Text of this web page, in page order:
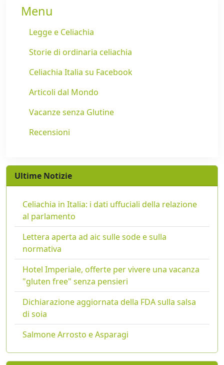
Menu
Legge e Celiachia
Storie di ordinaria celiachia
Celiachia Italia su Facebook
Articoli dal Mondo
Vacanze senza Glutine
Recensioni
Ultime Notizie
Celiachia in Italia: i dati uffuciali della relazione
al parlamento
Lettera aperta ad aic sulle sode e sulla
normativa
Hotel Imperiale, offerte per vivere una vacanza
"gluten free" senza pensieri
Dichiarazione aggiornata della FDA sulla salsa
di soia
Salmone Arrosto e Asparagi